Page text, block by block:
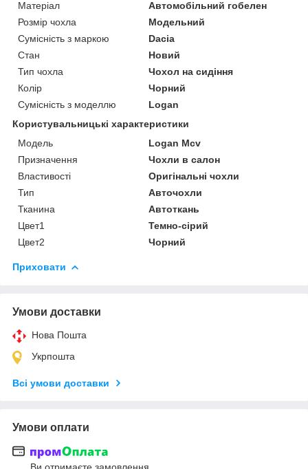
Матеріал
Автомобільний гобелен
Розмір чохла
Модельний
Сумісність з маркою
Dacia
Стан
Новий
Тип чохла
Чохол на сидіння
Колір
Чорний
Сумісність з моделлю
Logan
Користувальницькі характеристики
Мoдель
Logan Mcv
Призначення
Чохли в салон
Властивості
Оригінальні чохли
Тип
Авточохли
Тканина
Автоткань
Цвет1
Темно-сірий
Цвет2
Чорний
Приховати
Умови доставки
Нова Пошта
Укрпошта
Всі умови доставки
Умови оплати